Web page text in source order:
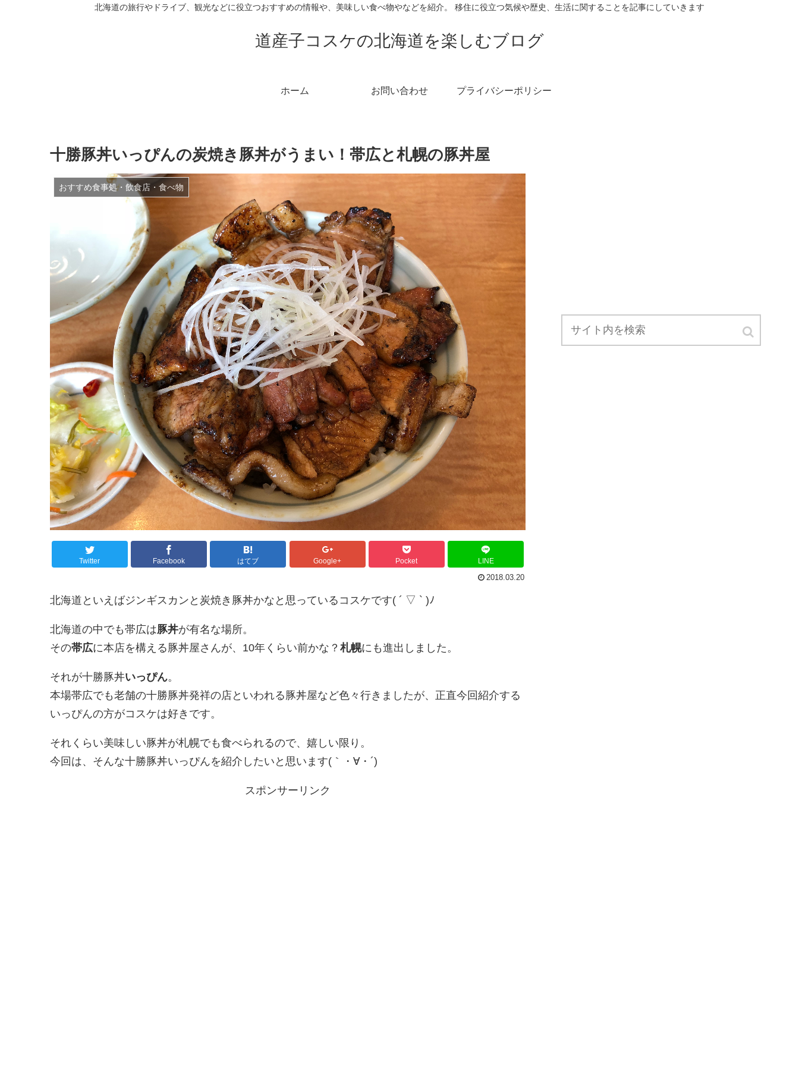
北海道の旅行やドライブ、観光などに役立つおすすめの情報や、美味しい食べ物やなどを紹介。 移住に役立つ気候や歴史、生活に関することを記事にしていきます
道産子コスケの北海道を楽しむブログ
ホーム お問い合わせ プライバシーポリシー
十勝豚丼いっぴんの炭焼き豚丼がうまい！帯広と札幌の豚丼屋
おすすめ食事処・飲食店・食べ物
Twitter Facebook はてブ Google+ Pocket LINE
2018.03.20
北海道といえばジンギスカンと炭焼き豚丼かなと思っているコスケです( ´ ▽ ` )ﾉ
北海道の中でも帯広は豚丼が有名な場所。
その帯広に本店を構える豚丼屋さんが、10年くらい前かな？ 札幌にも進出しました。
それが十勝豚丼いっぴん。
本場帯広でも老舗の十勝豚丼発祥の店といわれる豚丼屋など色々行きましたが、正直今回紹介する
いっぴんの方がコスケは好きです。
それくらい美味しい豚丼が札幌でも食べられるので、嬉しい限り。
今回は、そんな十勝豚丼いっぴんを紹介したいと思います(｀・∀・´)
スポンサーリンク